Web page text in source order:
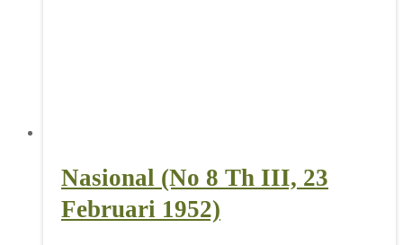
Nasional (No 8 Th III, 23
Februari 1952)